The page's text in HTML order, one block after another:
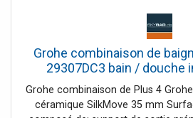
Grohe combinaison de
29307DC3 bain / douche
limiteur de
Grohe combinaison de Plus 4
céramique SilkMove 35 mm